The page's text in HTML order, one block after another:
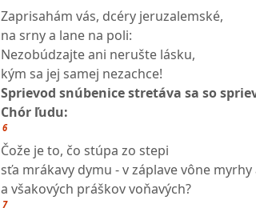
Zaprisahám vás, dcéry jeruzalemské,
na srny a lane na poli:
Nezobúdzajte ani nerušte lásku,
kým sa jej samej nezachce!
Sprievod snúbenice stretáva sa so
Chór ľudu:
6
Čože je to, čo stúpa zo stepi
sťa mrákavy dymu - v záplave vône myrhy
a všakových práškov voňavých?
7